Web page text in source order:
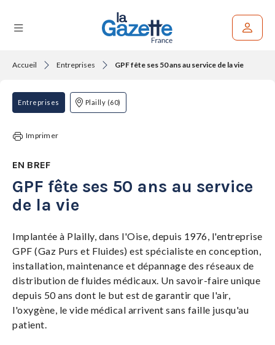
THÉMATIQUES
RÉGIONS
TENDANCES
SERVICES
GAZETTE
Se
connecter
S'abonner
Accueil Entreprises GPF fête ses 50 ans au service de la vie
Entreprises Plailly (60)
Imprimer
EN BREF
GPF fête ses 50 ans au service
de la vie
Implantée à Plailly, dans l'Oise, depuis 1976, l'entreprise
GPF (Gaz Purs et Fluides) est spécialiste en conception,
installation, maintenance et dépannage des réseaux de
distribution de fluides médicaux. Un savoir-faire unique
depuis 50 ans dont le but est de garantir que l'air,
l'oxygène, le vide médical arrivent sans faille jusqu'au
patient.